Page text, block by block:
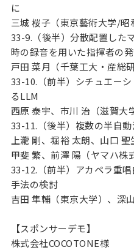
に
三城 桜子（東京藝術大学/昭
33-9.（後半）分散配置した
時の録音を用いた指揮者の
戸田 菜月（千葉工大・産総
33-10.（前半）シチュエー
るLLM
西原 泰宇、市川 治（滋賀大
33-11.（後半）複数の半自
上瀧 剛、堀裕 太朗、山口
甲斐 繁、前澤 陽（ヤマハ株
33-12.（前半）アカペラ重
手法の検討
吉田 隼輔（東京大学）、深
【スポンサーデモ】
株式会社COCOTONE様